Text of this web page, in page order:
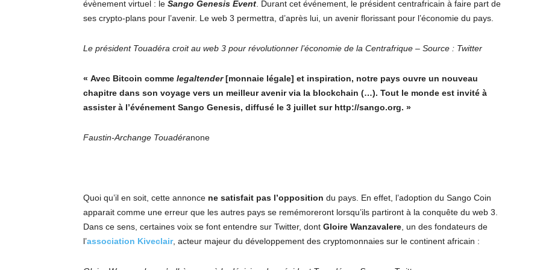
évènement virtuel : le Sango Genesis Event . Durant cet événement, le président centrafricain à faire part de
ses crypto-plans pour l’avenir. Le web 3 permettra, d’après lui, un avenir florissant pour l’économie du pays.
Le président Touadéra croit au web 3 pour révolutionner l’économie de la Centrafrique – Source : Twitter
« Avec Bitcoin comme legaltender[monnaie légale] et inspiration, notre pays ouvre un nouveau
chapitre dans son voyage vers un meilleur avenir via la blockchain (…). Tout le monde est invité à
assister à l’événement Sango Genesis, diffusé le 3 juillet sur http://sango.org. »
Faustin-Archange Touadéranone
Quoi qu’il en soit, cette annonce ne satisfait pas l’opposition du pays. En effet, l’adoption du Sango Coin
apparait comme une erreur que les autres pays se remémoreront lorsqu’ils partiront à la conquête du web 3.
Dans ce sens, certaines voix se font entendre sur Twitter, dont Gloire Wanzavalere , un des fondateurs de
l’association Kiveclair, acteur majeur du développement des cryptomonnaies sur le continent africain :